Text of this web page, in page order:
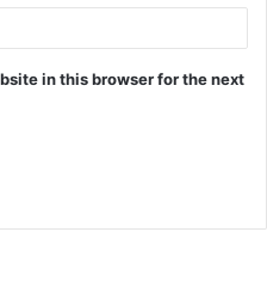
in this browser for the next